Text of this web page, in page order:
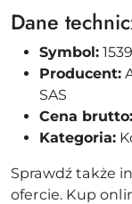
Dane
Symbol:
Producent:
SAS
Cena brutto:
Kategoria:
Sprawdź także
ofercie. Kup